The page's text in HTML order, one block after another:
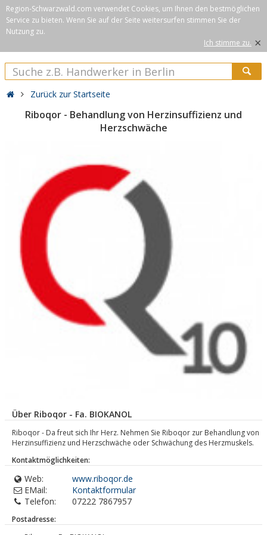
Region-Schwarzwald.com verwendet Cookies, um Ihnen den bestmöglichen
Service zu bieten. Wenn Sie auf der Seite weitersurfen stimmen Sie der
Nutzung zu.
Ich stimme zu. ×
Zurück zur Startseite
Riboqor - Behandlung von Herzinsuffizienz und
Herzschwäche
Über Riboqor - Fa. BIOKANOL
Riboqor - Da freut sich Ihr Herz. Nehmen Sie Riboqor zur Behandlung von
Herzinsuffizienz und Herzschwäche oder Schwächung des Herzmuskels.
Kontaktmöglichkeiten:
Web:
www.riboqor.de
EMail:
Kontaktformular
Telefon:
07222 7867957
Postadresse: